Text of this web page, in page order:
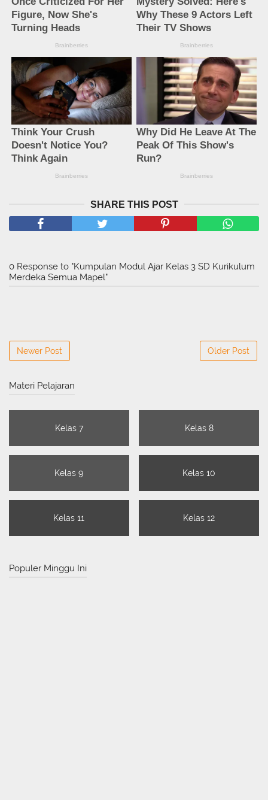
SHARE THIS POST
0 Response to "Kumpulan Modul Ajar Kelas 3 SD Kurikulum
Merdeka Semua Mapel"
Newer Post Older Post
Materi Pelajaran
Kelas 7 Kelas 8
Kelas 9 Kelas 10
Kelas 11 Kelas 12
Populer Minggu Ini